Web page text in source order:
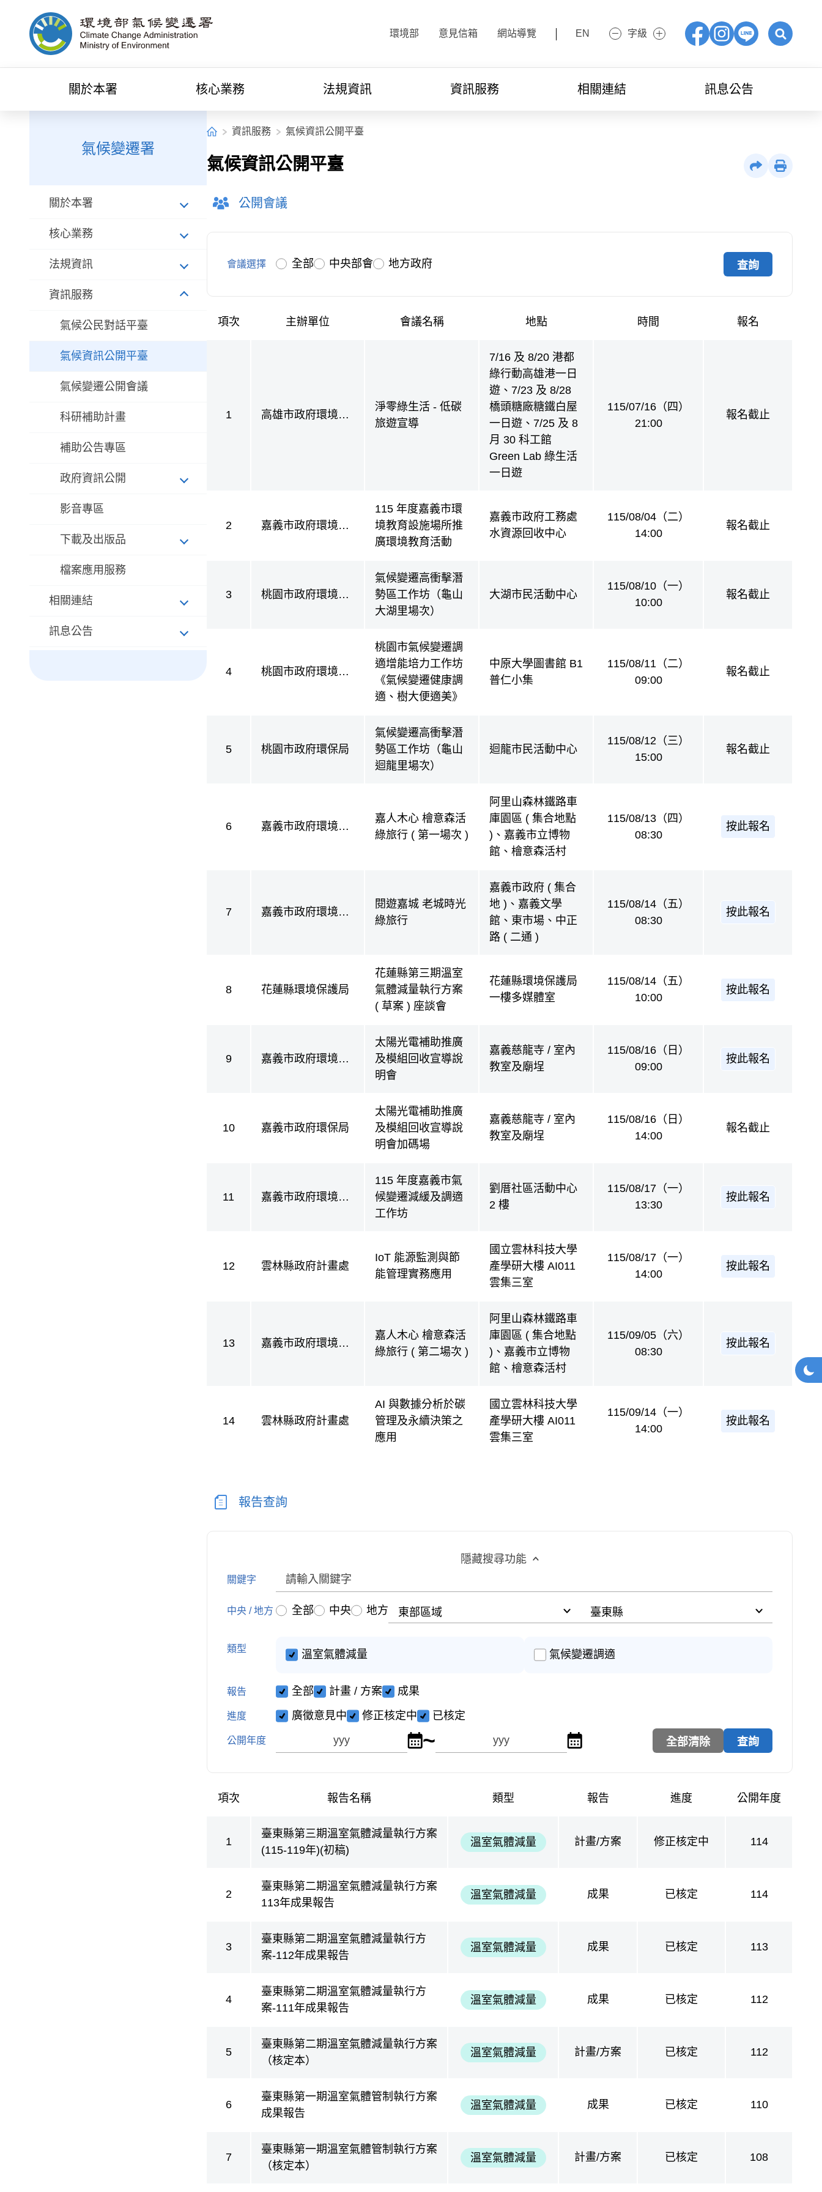
環境部 意見信箱 網站導覽 EN 字級
小字級
大字級
關於本署 核心業務 法規資訊 資訊服務 相關連結 訊息公告
氣候變遷署
關於本署
核心業務
法規資訊
資訊服務
氣候公民對話平臺
氣候資訊公開平臺
氣候變遷公開會議
科研補助計畫
補助公告專區
政府資訊公開
影音專區
下載及出版品
檔案應用服務
相關連結
訊息公告
首頁資訊服務 氣候資訊公開平臺
氣候資訊公開平臺
公開會議
會議選擇 全部 中央部會 地方政府
項次 主辦單位 會議名稱 地點 時間 報名
1
高雄市政府環境保
淨零綠生活 - 低碳
旅遊宣導
7/16 及 8/20 港都
綠行動高雄港一日
遊、7/23 及 8/28
橋頭糖廠糖鐵白屋
一日遊、7/25 及 8
月 30 科工館
Green Lab 綠生活
一日遊
115/07/16（四）
21:00
報名截止
2
嘉義市政府環境保
115 年度嘉義市環
境教育設施場所推
廣環境教育活動
嘉義市政府工務處
水資源回收中心
115/08/04（二）
14:00
報名截止
3
桃園市政府環境保
氣候變遷高衝擊潛
勢區工作坊（龜山
大湖里場次）
大湖市民活動中心
115/08/10（一）
10:00
報名截止
4
桃園市政府環境保
桃園市氣候變遷調
適增能培力工作坊
《氣候變遷健康調
適、樹大便適美》
中原大學圖書館 B1
普仁小集
115/08/11（二）
09:00
報名截止
5 桃園市政府環保局
氣候變遷高衝擊潛
勢區工作坊（龜山
迴龍里場次）
迴龍市民活動中心
115/08/12（三）
15:00
報名截止
6
嘉義市政府環境保
嘉人木心 檜意森活
綠旅行 ( 第一場次 )
阿里山森林鐵路車
庫園區 ( 集合地點
)、嘉義市立博物
館、檜意森活村
115/08/13（四）
08:30
按此報名
7
嘉義市政府環境保
閱遊嘉城 老城時光
綠旅行
嘉義市政府 ( 集合
地 )、嘉義文學
館、東市場、中正
路 ( 二通 )
115/08/14（五）
08:30
按此報名
8 花蓮縣環境保護局
花蓮縣第三期溫室
氣體減量執行方案
( 草案 ) 座談會
花蓮縣環境保護局
一樓多媒體室
115/08/14（五）
10:00
按此報名
9
嘉義市政府環境保
太陽光電補助推廣
及模組回收宣導說
明會
嘉義慈龍寺 / 室內
教室及廟埕
115/08/16（日）
09:00
按此報名
10 嘉義市政府環保局
太陽光電補助推廣
及模組回收宣導說
明會加碼場
嘉義慈龍寺 / 室內
教室及廟埕
115/08/16（日）
14:00
報名截止
11
嘉義市政府環境保
115 年度嘉義市氣
候變遷減緩及調適
工作坊
劉厝社區活動中心
2 樓
115/08/17（一）
13:30
按此報名
12 雲林縣政府計畫處
IoT 能源監測與節
能管理實務應用
國立雲林科技大學
產學研大樓 AI011
雲集三室
115/08/17（一）
14:00
按此報名
13
嘉義市政府環境保
嘉人木心 檜意森活
綠旅行 ( 第二場次 )
阿里山森林鐵路車
庫園區 ( 集合地點
)、嘉義市立博物
館、檜意森活村
115/09/05（六）
08:30
按此報名
14 雲林縣政府計畫處
AI 與數據分析於碳
管理及永續決策之
應用
國立雲林科技大學
產學研大樓 AI011
雲集三室
115/09/14（一）
14:00
按此報名
報告查詢
隱藏搜尋功能
關鍵字
中央 / 地方 全部 中央 地方區域 縣市
類型 溫室氣體減量 氣候變遷調適
報告 全部 計畫 / 方案 成果
進度 廣徵意見中 修正核定中 已核定
公開年度 點擊選擇公開年度起年
~ 點擊選擇公開年度迄年
項次 報告名稱 類型 報告 進度 公開年度
1
臺東縣第三期溫室氣體減量執行方案
(115-119年)(初稿)
溫室氣體減量 計畫/方案 修正核定中 114
2
臺東縣第二期溫室氣體減量執行方案
113年成果報告
溫室氣體減量 成果 已核定 114
3
臺東縣第二期溫室氣體減量執行方
案-112年成果報告
溫室氣體減量 成果 已核定 113
4
臺東縣第二期溫室氣體減量執行方
案-111年成果報告
溫室氣體減量 成果 已核定 112
5
臺東縣第二期溫室氣體減量執行方案
（核定本）
溫室氣體減量 計畫/方案 已核定 112
6
臺東縣第一期溫室氣體管制執行方案
成果報告
溫室氣體減量 成果 已核定 110
7
臺東縣第一期溫室氣體管制執行方案
（核定本）
溫室氣體減量 計畫/方案 已核定 108
網站
深